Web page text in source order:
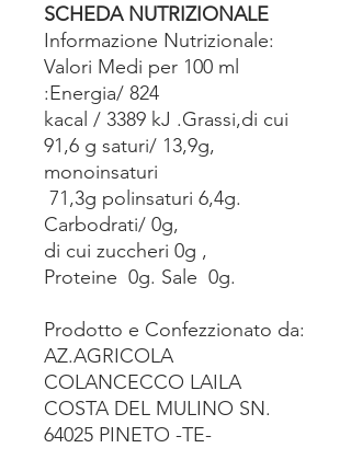
SCHEDA NUTRIZIONALE
Informazione Nutrizionale:
Valori Medi per 100 ml
:Energia/ 824
kacal / 3389 kJ .Grassi,di cui
91,6 g saturi/ 13,9g,
monoinsaturi
71,3g polinsaturi 6,4g.
Carbodrati/ 0g,
di cui zuccheri 0g ,
Proteine 0g. Sale 0g.
Prodotto e Confezzionato da:
AZ.AGRICOLA
COLANCECCO LAILA
COSTA DEL MULINO SN.
64025 PINETO -TE-